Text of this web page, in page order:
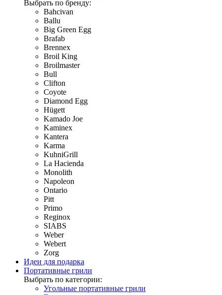
Выбрать по бренду:
Bahcivan
Ballu
Big Green Egg
Brafab
Brennex
Broil King
Broilmaster
Bull
Clifton
Coyote
Diamond Egg
Hügett
Kamado Joe
Kaminex
Kantera
Karma
KuhniGrill
La Hacienda
Monolith
Napoleon
Ontario
Pitt
Primo
Reginox
SIABS
Weber
Webert
Zorg
Идеи для подарка
Портативные грили
Выбрать по категории:
Угольные портативные грили